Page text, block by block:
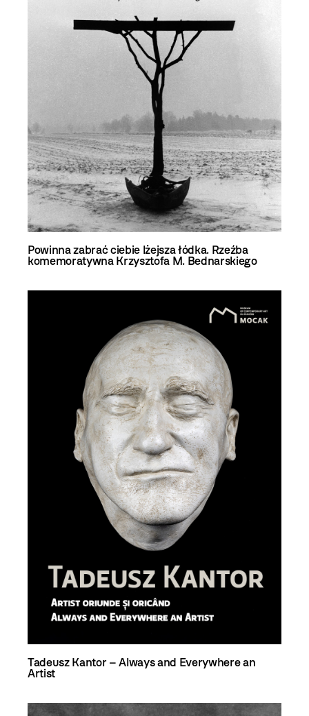
Powinna zabrać ciebie lżejsza łódka. Rzeźba
komemoratywna Krzysztofa M. Bednarskiego
Tadeusz Kantor – Always and Everywhere an
Artist